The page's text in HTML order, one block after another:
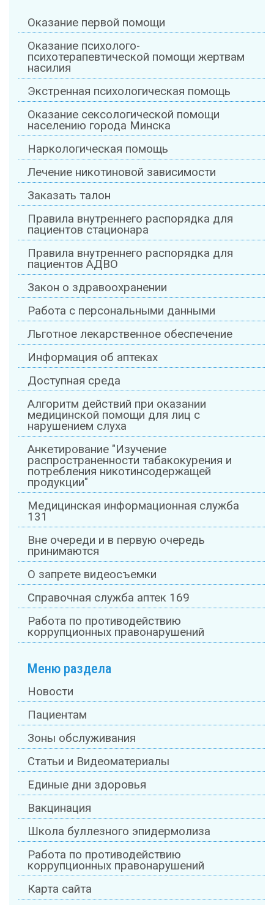
Оказание первой помощи
Оказание психолого-
психотерапевтической помощи жертвам
насилия
Экстренная психологическая помощь
Оказание сексологической помощи
населению города Минска
Наркологическая помощь
Лечение никотиновой зависимости
Заказать талон
Правила внутреннего распорядка для
пациентов стационара
Правила внутреннего распорядка для
пациентов АДВО
Закон о здравоохранении
Работа с персональными данными
Льготное лекарственное обеспечение
Информация об аптеках
Доступная среда
Алгоритм действий при оказании
медицинской помощи для лиц с
нарушением слуха
Анкетирование "Изучение
распространенности табакокурения и
потребления никотинсодержащей
продукции"
Медицинская информационная служба
131
Вне очереди и в первую очередь
принимаются
О запрете видеосъемки
Справочная служба аптек 169
Работа по противодействию
коррупционных правонарушений
Меню раздела
Новости
Пациентам
Зоны обслуживания
Статьи и Видеоматериалы
Единые дни здоровья
Вакцинация
Школа буллезного эпидермолиза
Работа по противодействию
коррупционных правонарушений
Карта сайта